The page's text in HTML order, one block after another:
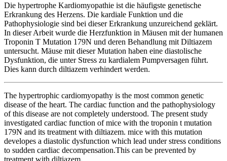
Die hypertrophe Kardiomyopathie ist die häufigste genetische
Erkrankung des Herzens. Die kardiale Funktion und die
Pathophysiologie sind bei dieser Erkrankung unzureichend geklärt.
In dieser Arbeit wurde die Herzfunktion in Mäusen mit der humanen
Troponin T Mutation 179N und deren Behandlung mit Diltiazem
untersucht. Mäuse mit dieser Mutation haben eine diastolische
Dysfunktion, die unter Stress zu kardialem Pumpversagen führt.
Dies kann durch diltiazem verhindert werden.
The hypertrophic cardiomyopathy is the most common genetic
disease of the heart. The cardiac function and the pathophysiology
of this disease are not completely understood. The present study
investigated cardiac function of mice with the troponin t mutation
179N and its treatment with diltiazem. mice with this mutation
developes a diastolic dysfunction which lead under stress conditions
to sudden cardiac decompensation.This can be prevented by
treatment with diltiazem.